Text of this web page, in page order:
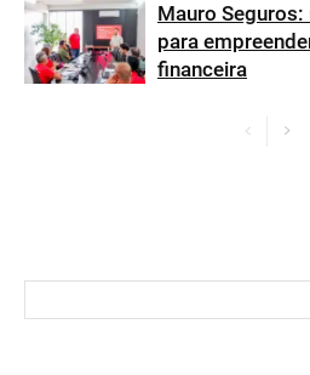
Mauro
para
financeira